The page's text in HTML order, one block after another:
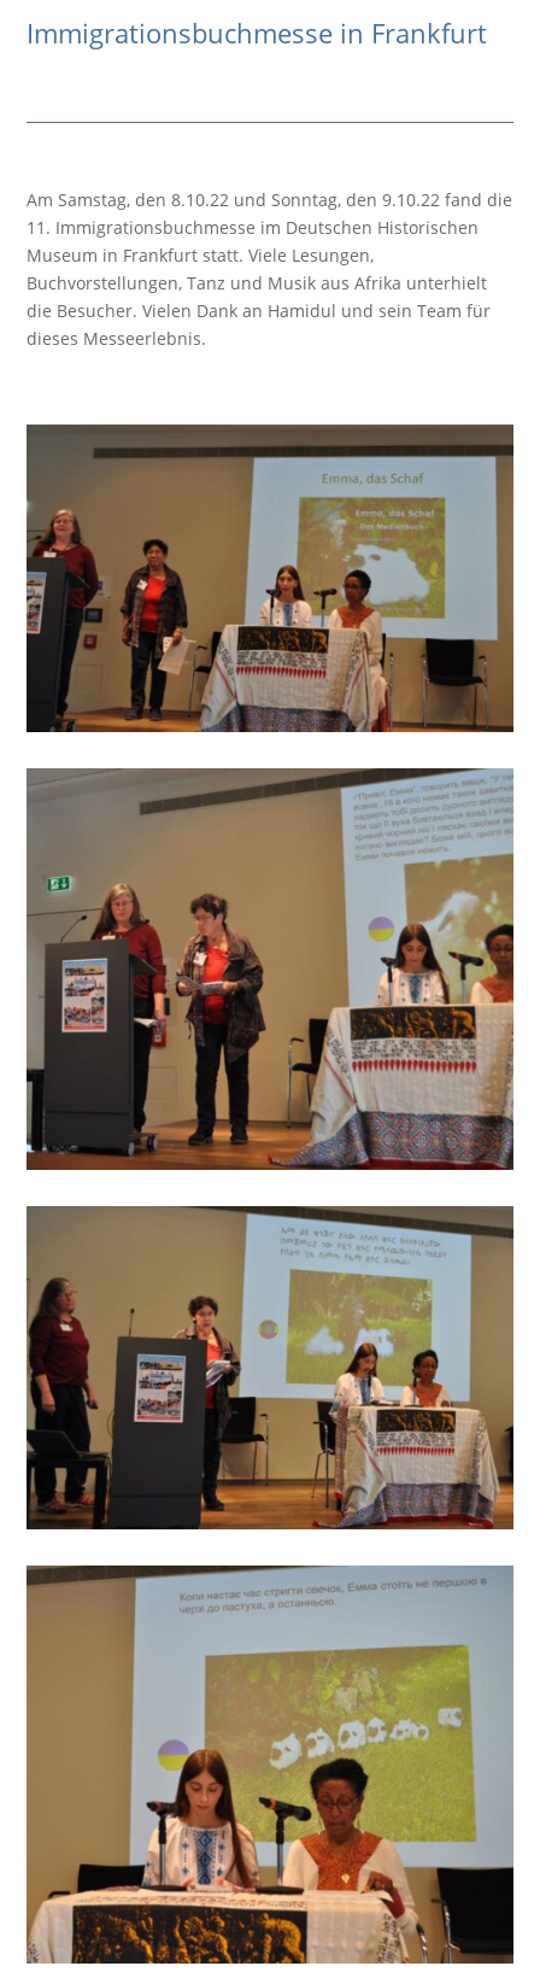
Immigrationsbuchmesse in Frankfurt
Am Samstag, den 8.10.22 und Sonntag, den 9.10.22 fand die
11. Immigrationsbuchmesse im Deutschen Historischen
Museum in Frankfurt statt. Viele Lesungen,
Buchvorstellungen, Tanz und Musik aus Afrika unterhielt
die Besucher. Vielen Dank an Hamidul und sein Team für
dieses Messeerlebnis.